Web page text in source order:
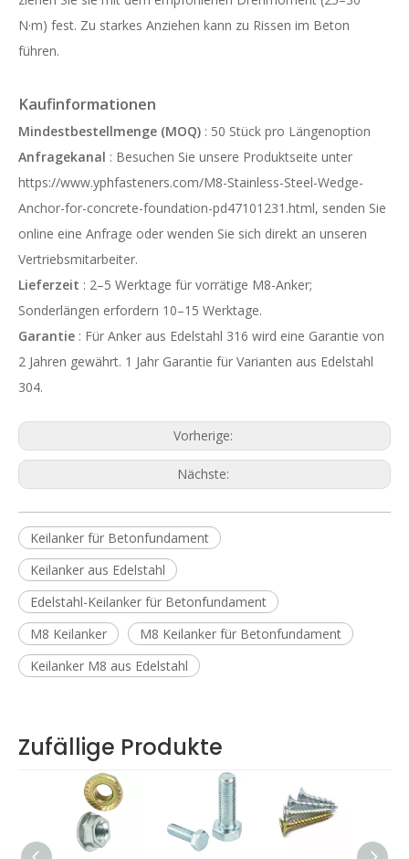
N·m) fest. Zu starkes Anziehen kann zu Rissen im Beton
führen.
Kaufinformationen
Mindestbestellmenge (MOQ) : 50 Stück pro Längenoption
Anfragekanal : Besuchen Sie unsere Produktseite unter
https://www.yphfasteners.com/M8-Stainless-Steel-Wedge-
Anchor-for-concrete-foundation-pd47101231.html, senden Sie
online eine Anfrage oder wenden Sie sich direkt an unseren
Vertriebsmitarbeiter.
Lieferzeit : 2–5 Werktage für vorrätige M8-Anker;
Sonderlängen erfordern 10–15 Werktage.
Garantie : Für Anker aus Edelstahl 316 wird eine Garantie von
2 Jahren gewährt. 1 Jahr Garantie für Varianten aus Edelstahl
304.
Vorherige:
Nächste:
Keilanker für Betonfundament
Keilanker aus Edelstahl
Edelstahl-Keilanker für Betonfundament
M8 Keilanker
M8 Keilanker für Betonfundament
Keilanker M8 aus Edelstahl
Zufällige Produkte